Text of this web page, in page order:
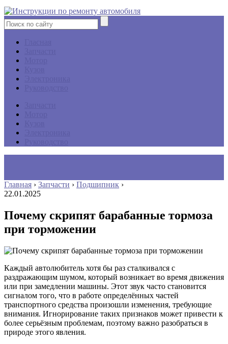
Главная › Запчасти › Подшипник ›
22.01.2025
Почему скрипят барабанные тормоза
при торможении
Каждый автолюбитель хотя бы раз сталкивался с
раздражающим шумом, который возникает во время движения
или при замедлении машины. Этот звук часто становится
сигналом того, что в работе определённых частей
транспортного средства произошли изменения, требующие
внимания. Игнорирование таких признаков может привести к
более серьёзным проблемам, поэтому важно разобраться в
природе этого явления.